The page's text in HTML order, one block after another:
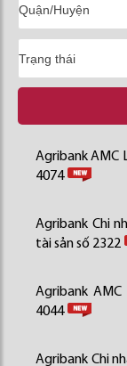
Agribank AMC
4074
Agribank Chi
tài sản số 2322
Agribank
4044
Agribank Chi